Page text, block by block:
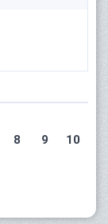
8 9
10